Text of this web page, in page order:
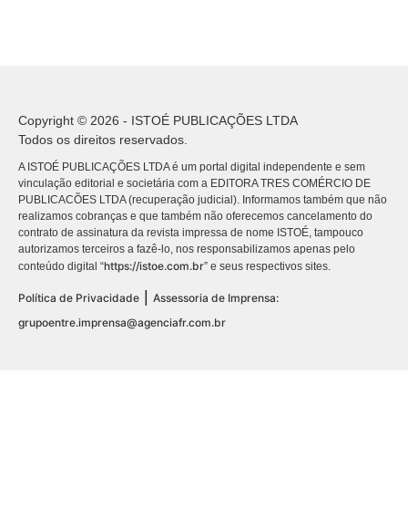
Copyright © 2026 - ISTOÉ PUBLICAÇÕES LTDA
Todos os direitos reservados.
A ISTOÉ PUBLICAÇÕES LTDA é um portal digital independente e sem
vinculação editorial e societária com a EDITORA TRES COMÉRCIO DE
PUBLICACÕES LTDA (recuperação judicial). Informamos também que não
realizamos cobranças e que também não oferecemos cancelamento do
contrato de assinatura da revista impressa de nome ISTOÉ, tampouco
autorizamos terceiros a fazê-lo, nos responsabilizamos apenas pelo
conteúdo digital “https://istoe.com.br” e seus respectivos sites.
Política de Privacidade
Assessoria de Imprensa:
grupoentre.imprensa@agenciafr.com.br